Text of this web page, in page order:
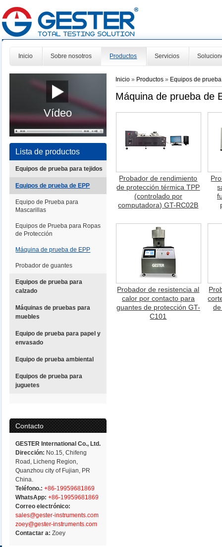
Inicio Sobre nosotros Productos Servicios
Vídeo
Lista de productos
Equipos de prueba para tejidos
Equipos de prueba de EPP
Equipo de Prueba para
Mascarillas
Equipos de Prueba para Ropas
de Protección
Máquina de prueba de EPP
Probador de guantes
Equipos de prueba para
calzado
Máquinas de pruebas para
muebles
Equipo de prueba para papel y
envasado
Equipo de prueba ambiental
Equipos de prueba para
juguetes
Contacto
GESTER International Co., Ltd.
Dirección: No.15, Chifeng
Road, Licheng Region,
Quanzhou city of Fujian, PR
China.
Teléfono.: +86-19959681869
WhatsApp: +86-19959681869
Correo electrónico:
sales@gester-instruments.com
zoey@gester-instruments.com
Contactar a:Zoey
Inicio » Productos» Equipos de
Máquina de prueba de
Probador de rendimiento
de protección térmica TPP
(controlado por
computadora) GT-RC02B
Probador de resistencia al
calor por contacto para
guantes de protección GT-
C101